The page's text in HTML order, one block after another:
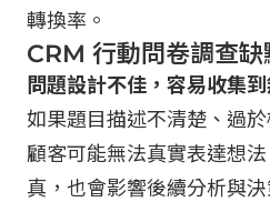
轉換率。
CRM 行動問卷調查缺
問題設計不佳，容易收集
如果題目描述不清楚、過
顧客可能無法真實表達想
真，也會影響後續分析與決